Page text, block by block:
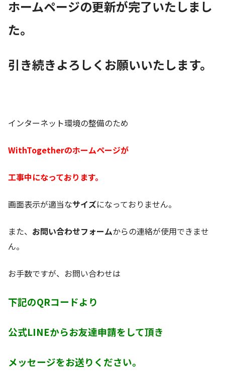
ホームページの更新が完了いたしまし
た。
引き続きよろしくお願いいたします。
インターネット環境の整備のため
WithTogetherのホームページが
工事中になっております。
画面表示が適当なサイズになっておりません。
また、 お問い合わせフォームからの連絡が使用できませ
ん。
お手数ですが、お問い合わせは
下記のQRコードより
公式LINEからお友達申請をして頂き
メッセージをお送りください。